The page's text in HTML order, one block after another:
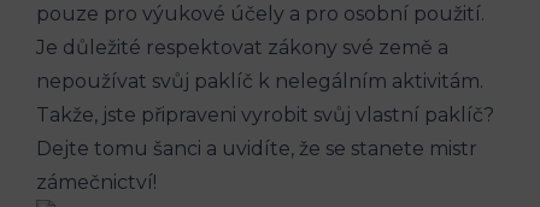
pouze pro výukové účely a pro osobní použití.
Je důležité respektovat zákony své země a
nepoužívat svůj paklíč k nelegálním aktivitám.
Takže, jste připraveni vyrobit svůj vlastní paklíč?
Dejte tomu šanci a uvidíte, že se stanete mistr
zámečnictví!